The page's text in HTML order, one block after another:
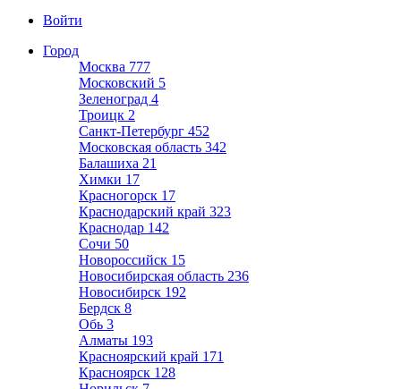
Войти
Город
Москва 777
Московский 5
Зеленоград 4
Троицк 2
Санкт-Петербург 452
Московская область 342
Балашиха 21
Химки 17
Красногорск 17
Краснодарский край 323
Краснодар 142
Сочи 50
Новороссийск 15
Новосибирская область 236
Новосибирск 192
Бердск 8
Обь 3
Алматы 193
Красноярский край 171
Красноярск 128